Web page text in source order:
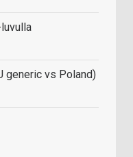
generic vs Poland)